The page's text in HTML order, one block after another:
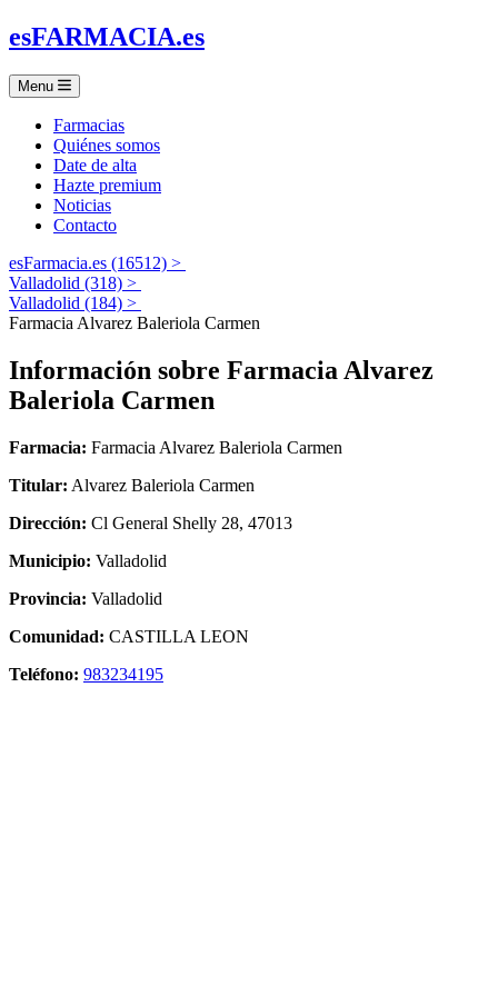
esFARMACIA.es
Menu
Farmacias
Quiénes somos
Date de alta
Hazte premium
Noticias
Contacto
esFarmacia.es (16512) >
Valladolid (318) >
Valladolid (184) >
Farmacia Alvarez Baleriola Carmen
Información sobre Farmacia Alvarez
Baleriola Carmen
Farmacia: Farmacia Alvarez Baleriola Carmen
Titular: Alvarez Baleriola Carmen
Dirección: Cl General Shelly 28, 47013
Municipio: Valladolid
Provincia: Valladolid
Comunidad: CASTILLA LEON
Teléfono: 983234195